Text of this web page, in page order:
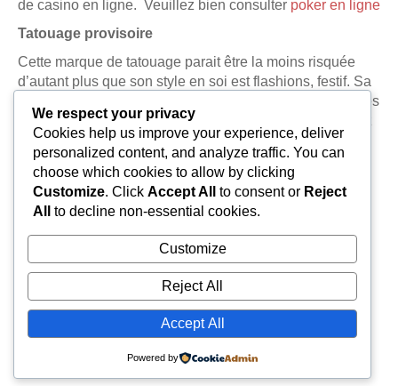
de casino en ligne. Veuillez bien consulter poker en ligne
Tatouage provisoire
Cette marque de tatouage parait être la moins risquée
d’autant plus que son style en soi est flashions, festif. Sa
durée comme le mot le dit n’est que provisoire. (Quelques
jours). Pour se débarrasser de ce tatouage, vous pouvez
simplement utiliser de l’eau et du savon, parfois avec de
l’alcool.
We respect your privacy
Cookies help us improve your experience, deliver
personalized content, and analyze traffic. You can
choose which cookies to allow by clicking
Customize. Click Accept All to consent or Reject
All
to decline non-essential cookies.
Customize
Reject All
Accept All
Powered by